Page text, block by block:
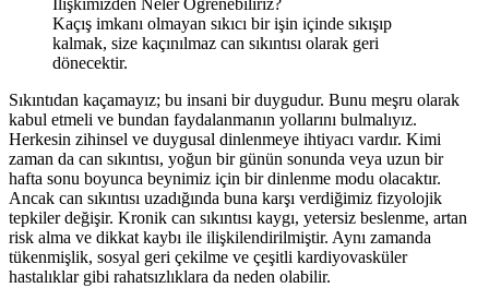
Kaçış imkanı olmayan sıkıcı bir işin içinde sıkışıp
kalmak, size kaçınılmaz can sıkıntısı olarak geri
dönecektir.
Sıkıntıdan kaçamayız; bu insani bir duygudur. Bunu meşru olarak
kabul etmeli ve bundan faydalanmanın yollarını bulmalıyız.
Herkesin zihinsel ve duygusal dinlenmeye ihtiyacı vardır. Kimi
zaman da can sıkıntısı, yoğun bir günün sonunda veya uzun bir
hafta sonu boyunca beynimiz için bir dinlenme modu olacaktır.
Ancak can sıkıntısı uzadığında buna karşı verdiğimiz fizyolojik
tepkiler değişir. Kronik can sıkıntısı kaygı, yetersiz beslenme, artan
risk alma ve dikkat kaybı ile ilişkilendirilmiştir. Aynı zamanda
tükenmişlik, sosyal geri çekilme ve çeşitli kardiyovasküler
hastalıklar gibi rahatsızlıklara da neden olabilir.